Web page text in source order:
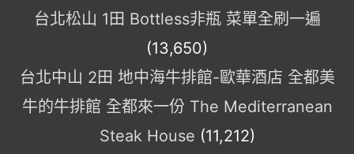
台北松山 1田 Bottless非瓶 菜單全刷一遍
(13,650)
台北中山 2田 地中海牛排館-歐華酒店 全都美
牛的牛排館 全都來一份 The Mediterranean
Steak House (11,212)